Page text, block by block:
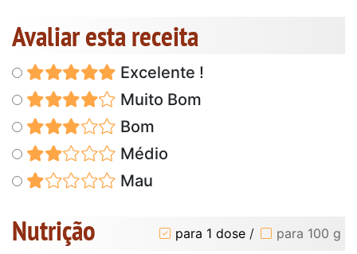
Avaliar esta receita
Excelente !
Muito Bom
Bom
Médio
Mau
Nutrição para 1 dose / para 100 g